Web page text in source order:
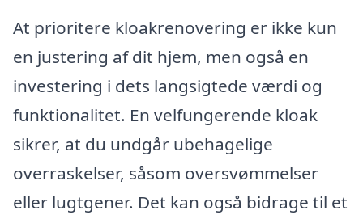
At prioritere kloakrenovering er ikke kun
en justering af dit hjem, men også en
investering i dets langsigtede værdi og
funktionalitet. En velfungerende kloak
sikrer, at du undgår ubehagelige
overraskelser, såsom oversvømmelser
eller lugtgener. Det kan også bidrage til et